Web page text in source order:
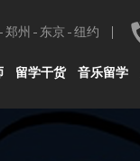
郑州 东京 纽约
留学干货 音乐留学